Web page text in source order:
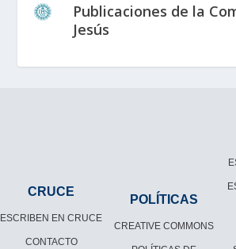
Publicaciones de la
Jesús
CRUCE
ESCRIBEN EN CRUCE
CONTACTO
POLÍTICAS
CREATIVE COMMONS